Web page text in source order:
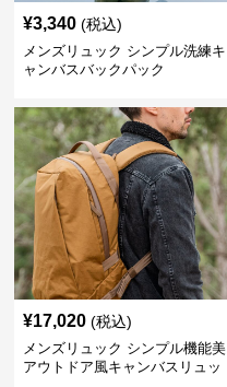
¥3,340 (税込)
メンズリュック シンプル洗練キ
ャンバスバックパック
¥17,020 (税込)
メンズリュック シンプル機能美
アウトドア風キャンバスリュッ